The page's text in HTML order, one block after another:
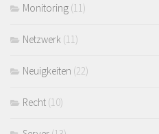
Monitoring (11)
Netzwerk (11)
Neuigkeiten (22)
Recht (10)